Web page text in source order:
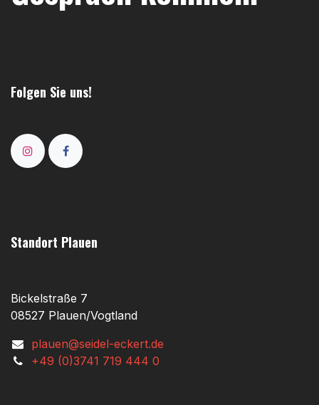
Folgen Sie uns!
Standort Plauen
Bickelstraße 7
08527 Plauen/Vogtland
plauen@seidel-eckert.de
+49 (0)3741 719 444 0